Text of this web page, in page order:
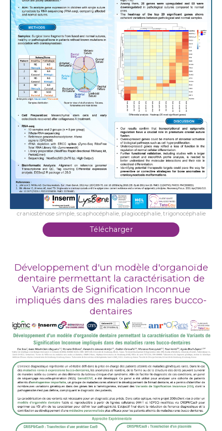
craniosténose simple, scaphocéphalie, plagiocéphalie, trigonocéphalie
Télécharger
Développement d'un modèle d'organoïde
dentaire permettant la caractérisation de
Variants de Signification Inconnue
impliqués dans des maladies rares bucco-
dentaires